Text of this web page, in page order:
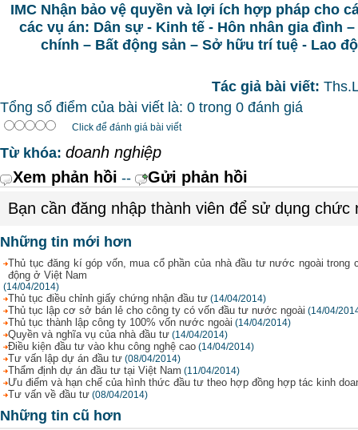
IMC Nhận bảo vệ quyền và lợi ích hợp pháp cho
các vụ án: Dân sự - Kinh tế - Hôn nhân gia đình
chính – Bất động sản – Sở hữu trí tuệ - Lao
Tác giả bài viết:
Tổng số điểm của bài viết là: 0 trong 0 đánh giá
Click để đánh giá bài viết
Từ khóa: doanh nghiệp
Xem phản hồi --
Gửi phản hồi
Bạn cần đăng nhập thành viên để sử dụng chức
Những tin mới hơn
Thủ tục đăng kí góp vốn, mua cổ phần của nhà đầu tư nước ngoài trong
động ở Việt Nam
(14/04/2014)
Thủ tục điều chỉnh giấy chứng nhận đầu tư (14/04/2014)
Thủ tục lập cơ sở bán lẻ cho công ty có vốn đầu tư nước ngoài (14/04/
Thủ tục thành lập công ty 100% vốn nước ngoài (14/04/2014)
Quyền và nghĩa vụ của nhà đầu tư (14/04/2014)
Điều kiện đầu tư vào khu công nghệ cao (14/04/2014)
Tư vấn lập dự án đầu tư (08/04/2014)
Thẩm định dự án đầu tư tại Việt Nam (11/04/2014)
Ưu điểm và hạn chế của hình thức đầu tư theo hợp đồng hợp tác kinh
Tư vấn về đầu tư (08/04/2014)
Những tin cũ hơn